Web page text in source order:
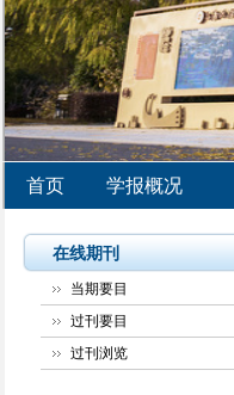
首页 学报概况
在线期刊
当期要目
过刊要目
过刊浏览